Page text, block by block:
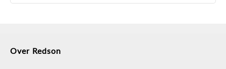
Over Redson